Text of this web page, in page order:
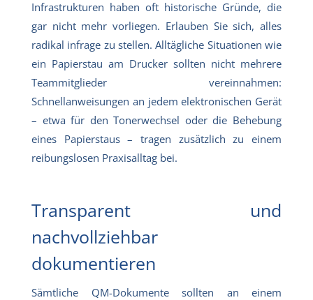
Infrastrukturen haben oft historische Gründe, die
gar nicht mehr vorliegen. Erlauben Sie sich, alles
radikal infrage zu stellen. Alltägliche Situationen wie
ein Papierstau am Drucker sollten nicht mehrere
Teammitglieder vereinnahmen:
Schnellanweisungen an jedem elektronischen Gerät
– etwa für den Tonerwechsel oder die Behebung
eines Papierstaus – tragen zusätzlich zu einem
reibungslosen Praxisalltag bei.
Transparent und
nachvollziehbar
dokumentieren
Sämtliche QM-Dokumente sollten an einem